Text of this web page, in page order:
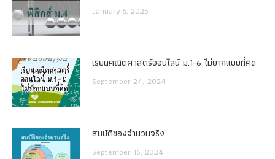
January 6, 2025
เรียนคณิตศาสตร์ออนไลน์ ม.1-6 ไม่ยากแบบที่คิด
September 24, 2024
สมบัติของจำนวนจริง
September 16, 2024